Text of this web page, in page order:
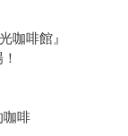
咖啡館』
咖啡